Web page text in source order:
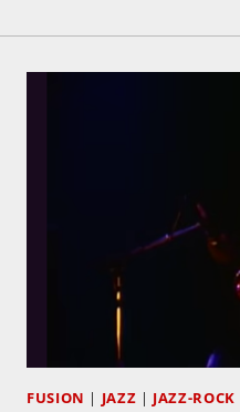
FUSION | JAZZ | JAZZ-ROCK